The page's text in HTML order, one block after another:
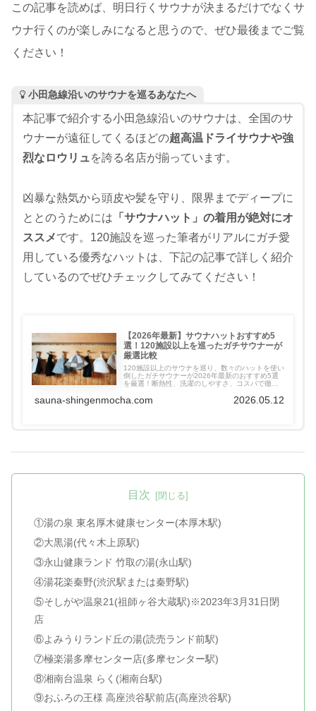
この記事を読めば、明日行くサウナが決まるだけでなくサ
ウナ行くのが楽しみになると思うので、ぜひ最後までご覧
ください！
小田急線沿いのサウナを巡るあなたへ
本記事で紹介する小田急線沿いのサウナは、全国のサ
ウナーが遠征してくるほどの超高温ドライサウナや強
烈なロウリュ を誇る名店が揃っています。
凶暴な熱気から頭皮や髪を守り、限界までディープに
ととのうためには 「サウナハット」の着用が絶対にオ
ススメです。120施設を巡った筆者がリアルにガチ愛
用している優秀なハットは、下記の記事で詳しく紹介
しているのでぜひチェックしてみてください！
【2026年最新】サウナハットおすすめ5
選！120施設以上を巡ったガチサウナーが
厳選比較
120施設以上のサウナを巡り、数々のハットを使い
倒したガチサウナーが2026年最新のおすすめ5選
を厳選！断熱性、洗濯のしやすさ、コスパで徹底
い、本当に「ととのう」ための1枚が必ず見つかり
sauna-shingenmocha.com 2026.05.12
目次
①湯の泉 東名厚木健康センター(本厚木駅)
②大黒湯(代々木上原駅)
③永山健康ランド 竹取の湯(永山駅)
④湯花楽秦野(渋沢駅または秦野駅)
⑤そしがや温泉21(祖師ヶ谷大蔵駅)※2023年3月31日閉
店
⑥よみうりランド丘の湯(読売ランド前駅)
⑦極楽湯多摩センター店(多摩センター駅)
⑧湘南台温泉 らく(湘南台駅)
⑨おふろの王様 高座渋谷駅前店(高座渋谷駅)